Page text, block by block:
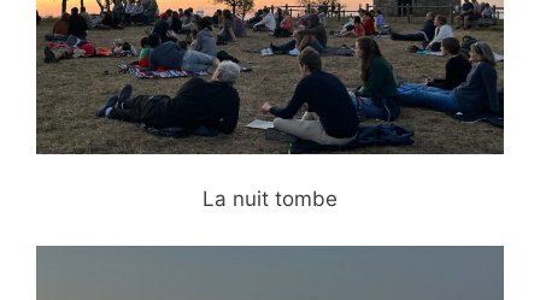
La nuit tombe